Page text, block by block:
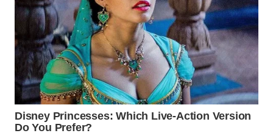
WN
CIANJUR
WN
KEPULAUAN
SERIBU
TANGERANG